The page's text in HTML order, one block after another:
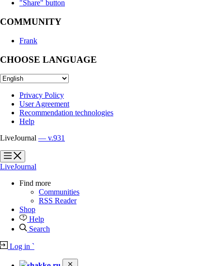
"Share" button
COMMUNITY
Frank
CHOOSE LANGUAGE
Privacy Policy
User Agreement
Recommendation technologies
Help
LiveJournal — v.931
?
?
LiveJournal
Find more
Communities
RSS Reader
Shop
Help
Search
Log in `